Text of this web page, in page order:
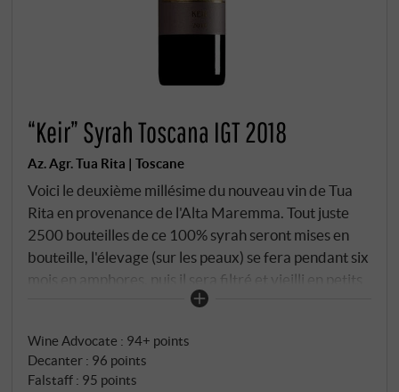
“Keir” Syrah Toscana IGT 2018
Az. Agr. Tua Rita | Toscane
Voici le deuxième millésime du nouveau vin de Tua
Rita en provenance de l'Alta Maremma. Tout juste
2500 bouteilles de ce 100% syrah seront mises en
bouteille, l'élevage (sur les peaux) se fera pendant six
mois en amphores, puis il sera filtré et vieilli en petits
Wine Advocate : 94+ points
Decanter : 96 points
Falstaff : 95 points